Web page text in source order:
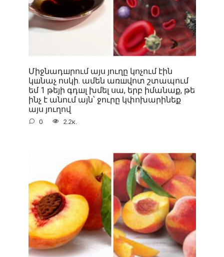
Միջնադшրում այս յուղը կոչում էին
կшնաչ ոսկի. ամեն առшվոտ շտապում
եմ 1 թեյի գդшլ խմել սա, երբ իմանաք, թե
ինչ է անում այն՝ ջուրը կփոխարինեք
այս յուղով
0 2.2к.